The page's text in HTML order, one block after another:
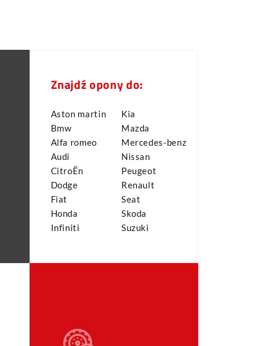
Znajdź opony do:
Aston martin
Bmw
Alfa romeo
Audi
CitroËn
Dodge
Fiat
Honda
Infiniti
Kia
Mazda
Mercedes-benz
Nissan
Peugeot
Renault
Seat
Skoda
Suzuki